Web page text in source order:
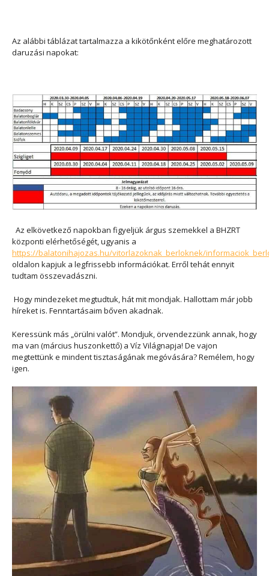
Az alábbi táblázat tartalmazza a kikötőnként előre meghatározott
daruzási napokat:
Az elkövetkező napokban figyeljük árgus szemekkel a BHZRT
központi elérhetőségét, ugyanis a
https://balatonihajozas.hu/vitorlazoknak_berloknek/
oldalon kapjuk a legfrissebb információkat. Erről tehát ennyit
tudtam összevadászni.
Hogy mindezeket megtudtuk, hát mit mondjak. Hallottam már jobb
híreket is. Fenntartásaim bőven akadnak.
Keressünk más „örülni valót”. Mondjuk, örvendezzünk annak, hogy
ma van (március huszonkettő) a Víz Világnapja! De vajon
megtettünk e mindent tisztaságának megóvására? Remélem, hogy
igen.